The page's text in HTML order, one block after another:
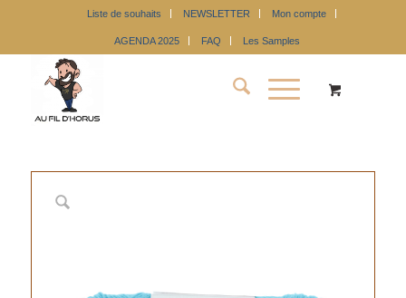
Liste de souhaits NEWSLETTER Mon compte
AGENDA 2025 FAQ Les Samples